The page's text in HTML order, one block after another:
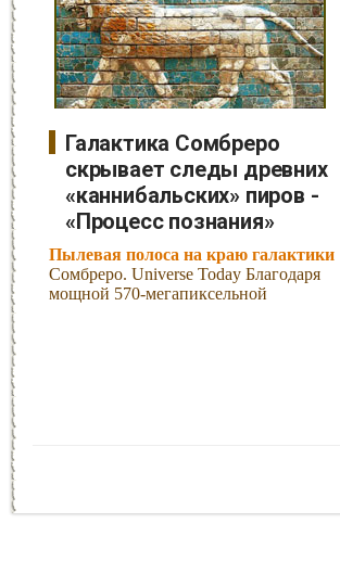
Галактика Сомбреро
скрывает следы древних
«каннибальских» пиров -
«Процесс познания»
Пылевая полоса на краю галактики
Сомбреро. Universe Today Благодаря
мощной 570-мегапиксельной